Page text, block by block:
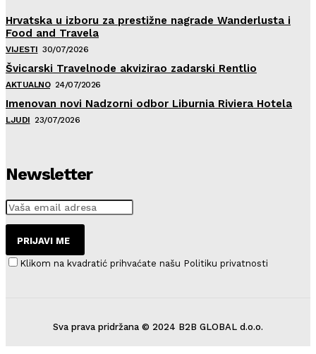
Hrvatska u izboru za prestižne nagrade Wanderlusta i
Food and Travela
VIJESTI 30/07/2026
Švicarski Travelnode akvizirao zadarski Rentlio
AKTUALNO 24/07/2026
Imenovan novi Nadzorni odbor Liburnia Riviera Hotela
LJUDI 23/07/2026
Newsletter
PRIJAVI ME
Klikom na kvadratić prihvaćate našu Politiku privatnosti
Sva prava pridržana © 2024 B2B GLOBAL d.o.o.